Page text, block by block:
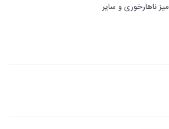
میز ناهارخوری و سایر